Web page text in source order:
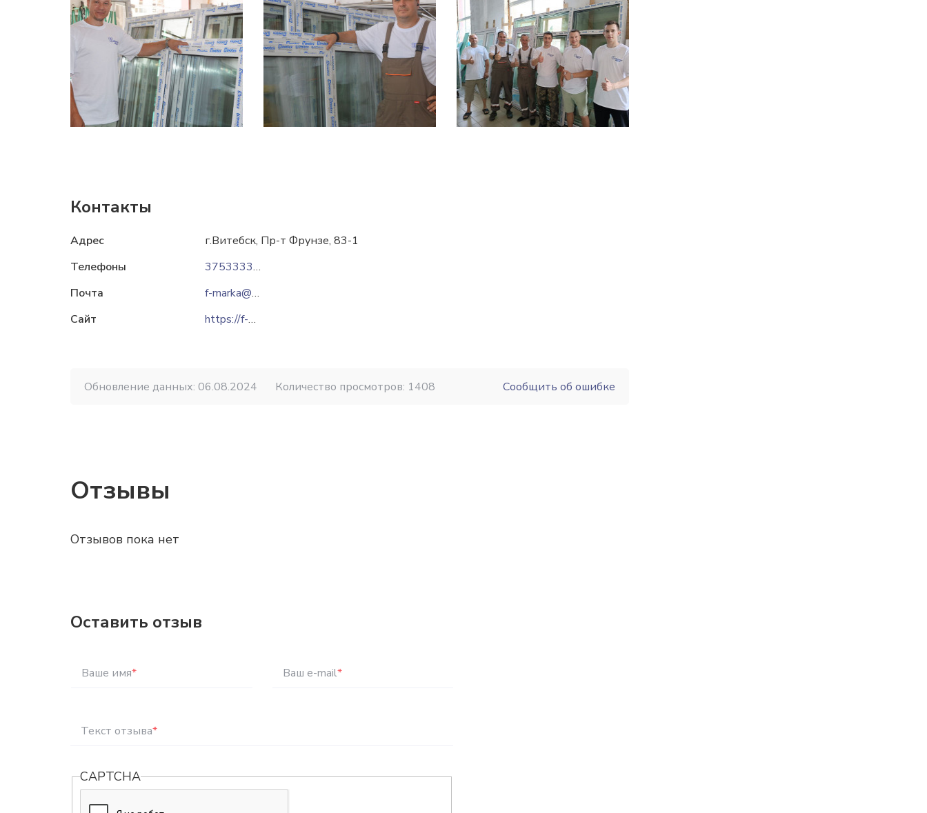
Контакты
Адрес
г.Витебск, Пр-т Фрунзе, 83-1
Телефоны
375333355111
Почта
f-marka@mail.ru
Сайт
https://f-marka.by
Обновление данных: 06.08.2024 Количество просмотров: 1408 Сообщить об ошибке
Отзывы
Отзывов пока нет
Оставить отзыв
Ваше имя* Ваш e-mail*
Текст отзыва*
CAPTCHA